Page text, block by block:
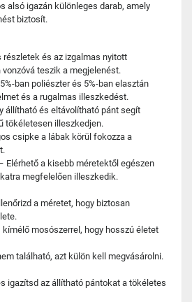
alsó igazán különleges darab, amely
biztosít.
részletek és az izgalmas nyitott
teszik a megjelenést.
ban poliészter és 5%-ban elasztán
és a rugalmas illeszkedést.
állítható és eltávolítható pánt segít
tökéletesen illeszkedjen.
csipke a lábak körül fokozza a
Elérhető a kisebb méretektől egészen
megfelelően illeszkedik.
a méretet, hogy biztosan
kímélő mosószerrel, hogy hosszú életet
található, azt külön kell megvásárolni.
igazítsd az állítható pántokat a tökéletes